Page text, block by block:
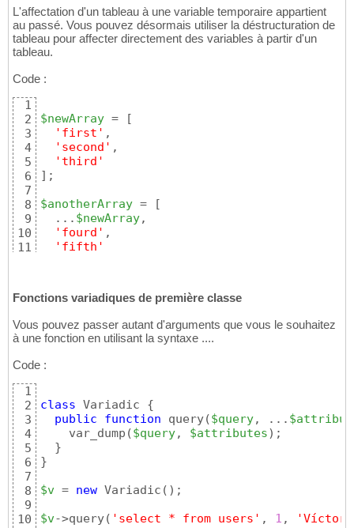
L'affectation d'un tableau à une variable temporaire appartient
au passé. Vous pouvez désormais utiliser la déstructuration de
tableau pour affecter directement des variables à partir d'un
tableau.
Code :
1
2
3
4
5
6
7
8
9
10
11
$newArray =
[
'first' ,
'second' ,
'third'
] ;
$anotherArray =
[
  ...
$newArray,
'fourd' ,
'fifth'
Fonctions variadiques de première classe
Vous pouvez passer autant d'arguments que vous le souhaitez
à une fonction en utilisant la syntaxe ....
Code :
1
2
3
4
5
6
7
8
9
10
class Variadic {
public
function query($query, ...
    var_dump
($query, $attributes) ;
}
}
$v = new Variadic ( ) ;
$v->query( 'select * from users' , 1 , 'Víctor'